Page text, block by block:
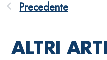
Precedente
ALTRI